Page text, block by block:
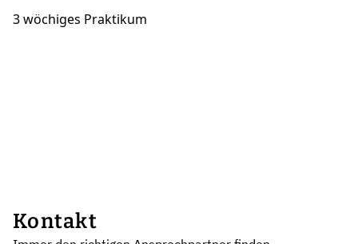
3 wöchiges Praktikum
Kontakt